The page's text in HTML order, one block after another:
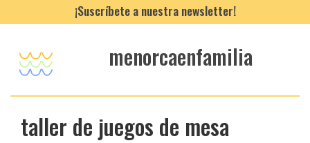
¡Suscríbete a nuestra newsletter!
menorcaenfamilia
taller de juegos de mesa